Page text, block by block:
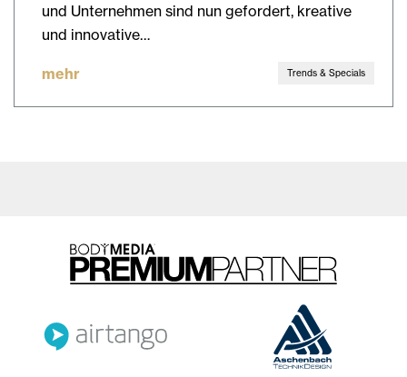
und Unternehmen sind nun gefordert, kreative
und innovative…
mehr Trends & Specials